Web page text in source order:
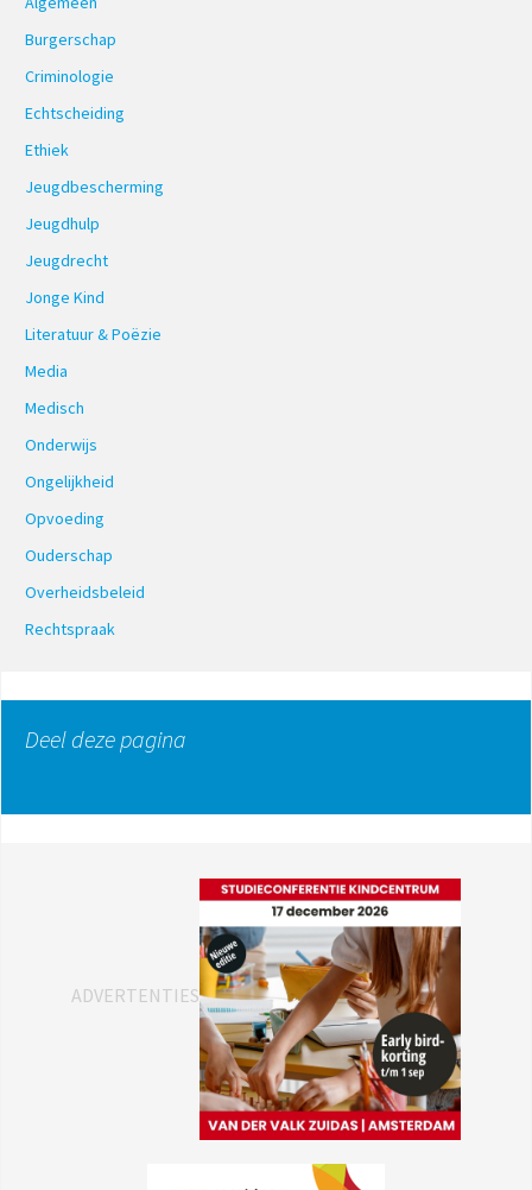
Burgerschap
Criminologie
Echtscheiding
Ethiek
Jeugdbescherming
Jeugdhulp
Jeugdrecht
Jonge Kind
Literatuur & Poëzie
Media
Medisch
Onderwijs
Ongelijkheid
Opvoeding
Ouderschap
Overheidsbeleid
Rechtspraak
Deel deze pagina
ADVERTENTIES